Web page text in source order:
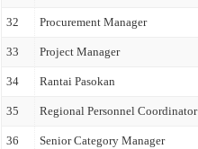
32 Procurement Manager
33 Project Manager
34 Rantai Pasokan
35 Regional Personnel Coordinator
36 Senior Category Manager